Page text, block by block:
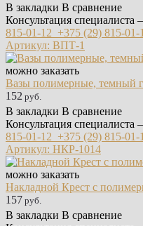
В закладки В сравнение
Консультация специалиста
815-01-12 +375 (29) 815-01-
Артикул: ВПТ-1
можно заказать
Вазы полимерные, темный
152 руб.
В закладки В сравнение
Консультация специалиста
815-01-12 +375 (29) 815-01-
Артикул: НКР-1014
можно заказать
Накладной Крест с
157 руб.
В закладки В сравнение